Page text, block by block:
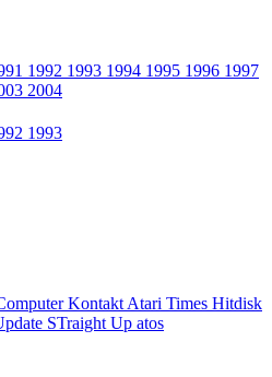
1992 1993 1994 1995 1996 1997
2004
1993
Kontakt Atari Times Hitdisk
STraight Up atos